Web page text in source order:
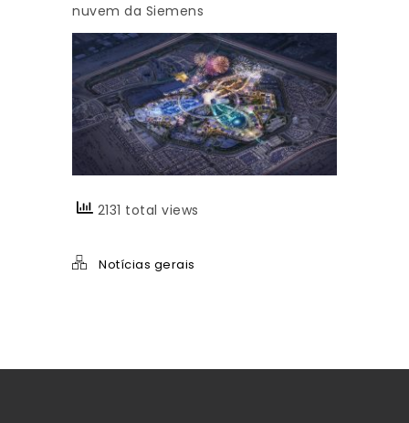
nuvem da Siemens
2131 total views
Notícias gerais